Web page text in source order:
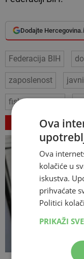
Dodajte
Federacija BIH
zaposlenost
fiskalni uređaji
Ova
Ova
kolačiće u
iskustva.
prihvaćate
Politici
PRIKAŽI